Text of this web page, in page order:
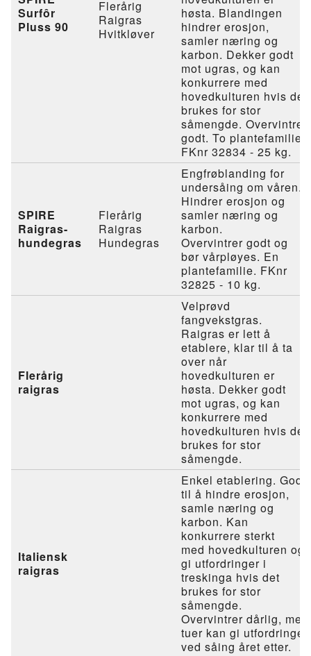
Surfôr
Pluss 90
Flerårig
Raigras
Hvitkløver
høsta. Blandingen
hindrer erosjon,
samler næring og
karbon. Dekker godt
mot ugras, og kan
konkurrere med
hovedkulturen hvis det
brukes for stor
såmengde. Overvintrer
godt. To plantefamilier.
FKnr 32834 - 25 kg.
SPIRE
Raigras-
hundegras
Flerårig
Raigras
Hundegras
Engfrøblanding for
undersåing om våren.
Hindrer erosjon og
samler næring og
karbon.
Overvintrer godt og
bør vårpløyes. En
plantefamilie. FKnr
32825 - 10 kg.
Flerårig
raigras
Velprøvd
fangvekstgras.
Raigras er lett å
etablere, klar til å ta
over når
hovedkulturen er
høsta. Dekker godt
mot ugras, og kan
konkurrere med
hovedkulturen hvis det
brukes for stor
såmengde.
Italiensk
raigras
Enkel etablering. God
til å hindre erosjon,
samle næring og
karbon. Kan
konkurrere sterkt
med hovedkulturen og
gi utfordringer i
treskinga hvis det
brukes for stor
såmengde.
Overvintrer dårlig, men
tuer kan gi utfordringer
ved såing året etter.